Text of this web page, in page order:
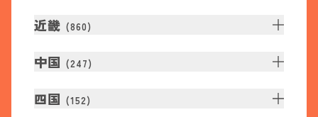
近畿 (860)
中国 (247)
四国 (152)